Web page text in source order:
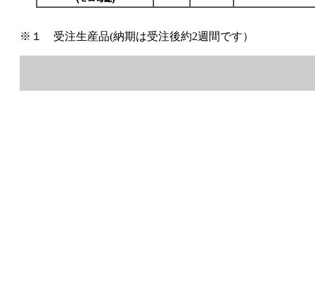
※１ 受注生産品(納期は受注後約2週間です）